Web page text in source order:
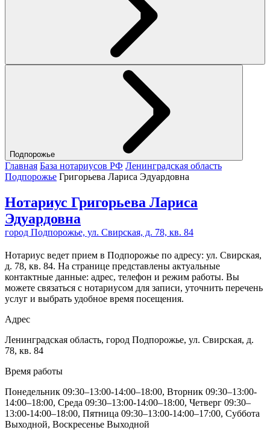
Подпорожье
Главная База нотариусов РФ Ленинградская область
Подпорожье Григорьева Лариса Эдуардовна
Нотариус Григорьева Лариса
Эдуардовна
город Подпорожье, ул. Свирская, д. 78, кв. 84
Нотариус ведет прием в Подпорожье по адресу: ул. Свирская,
д. 78, кв. 84. На странице представлены актуальные
контактные данные: адрес, телефон и режим работы. Вы
можете связаться с нотариусом для записи, уточнить перечень
услуг и выбрать удобное время посещения.
Адрес
Ленинградская область, город Подпорожье, ул. Свирская, д.
78, кв. 84
Время работы
Понедельник 09:30–13:00-14:00–18:00, Вторник 09:30–13:00-
14:00–18:00, Среда 09:30–13:00-14:00–18:00, Четверг 09:30–
13:00-14:00–18:00, Пятница 09:30–13:00-14:00–17:00, Суббота
Выходной, Воскресенье Выходной